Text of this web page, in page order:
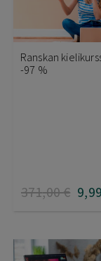
Ranskan
-97 %
371,00€ 9,99